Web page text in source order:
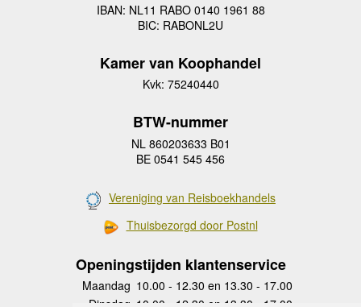
IBAN: NL11 RABO 0140 1961 88
BIC: RABONL2U
Kamer van Koophandel
Kvk: 75240440
BTW-nummer
NL 860203633 B01
BE 0541 545 456
Vereniging van Reisboekhandels
Thuisbezorgd door Postnl
Openingstijden klantenservice
Maandag 10.00 - 12.30 en 13.30 - 17.00
Dinsdag 10.00 - 12.30 en 13.30 - 17.00